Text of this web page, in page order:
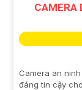
CAMERA
Camera an ninh
đáng tin cậy